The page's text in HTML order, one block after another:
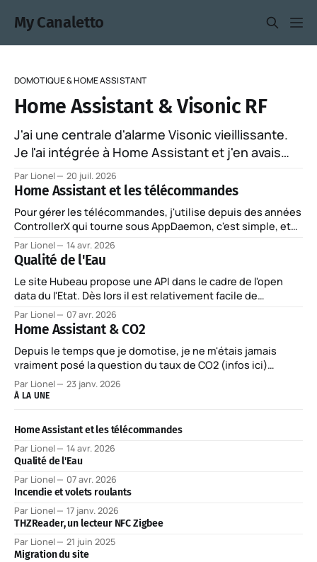
My Canaletto
DOMOTIQUE & HOME ASSISTANT
Home Assistant & Visonic RF
J'ai une centrale d'alarme Visonic vieillissante.
Je l'ai intégrée à Home Assistant et j'en avais
parlé ici, ça date et ça mériterais que je refasse
l'interface série avec un ESP plus moderne sous
espHome. Ca fonctionne globalement plutôt
bien, mais
Par Lionel 20 juil. 2026
Home Assistant et les télécommandes
Pour gérer les télécommandes, j'utilise depuis des années
ControllerX qui tourne sous AppDaemon, c'est simple, et
ça fonctionne très bien. Problème, s'il en est, d'une part je
suis perplexe sur l'avenir de cette solution, et d'autre part
je
Par Lionel 14 avr. 2026
Qualité de l'Eau
Le site Hubeau propose une API dans le cadre de l'open
data du l'Etat. Dès lors il est relativement facile de
remonter ces informations dans Home Assistant. Le code
qui suit est prêt à l’emploi, il suffit de replacer le code
INSEE de votre commune.
Par Lionel 07 avr. 2026
Home Assistant & CO2
Depuis le temps que je domotise, je ne m'étais jamais
vraiment posé la question du taux de CO2 (infos ici)
présent dans mon habitation. Une des raisons de cette
négligence étant que le coût des capteurs connectés
Par Lionel 23 janv. 2026
À LA UNE
Home Assistant et les télécommandes
Par Lionel
14 avr. 2026
Qualité de l'Eau
Par Lionel
07 avr. 2026
Incendie et volets roulants
Par Lionel
17 janv. 2026
THZReader, un lecteur NFC Zigbee
Par Lionel
21 juin 2025
Migration du site